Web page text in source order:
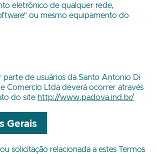
eletrônico de qualquer rede,
ou mesmo equipamento do
de usuários da Santo Antonio Di
Comercio Ltda deverá ocorrer através
do site http://www.padova.ind.br/
Gerais
solicitação relacionada a estes Termos